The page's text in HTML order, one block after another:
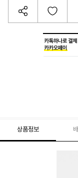
상품정보